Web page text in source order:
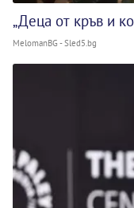
„Деца от кръв и
MelomanBG - Sled5.bg